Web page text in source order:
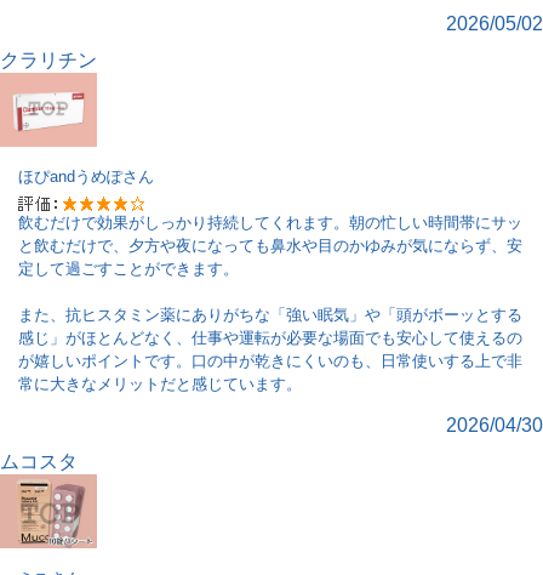
2026/05/02
クラリチン
ほぴandうめぽさん
飲むだけで効果がしっかり持続してくれます。朝の忙しい時間帯にサッ
と飲むだけで、夕方や夜になっても鼻水や目のかゆみが気にならず、安
定して過ごすことができます。
また、抗ヒスタミン薬にありがちな「強い眠気」や「頭がボーッとする
感じ」がほとんどなく、仕事や運転が必要な場面でも安心して使えるの
が嬉しいポイントです。口の中が乾きにくいのも、日常使いする上で非
常に大きなメリットだと感じています。
2026/04/30
ムコスタ